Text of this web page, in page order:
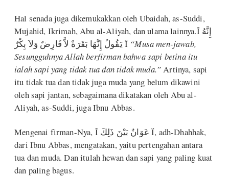
Hal senada juga dikemukakkan oleh Ubaidah, as-Suddi,
Mujahid, Ikrimah, Abu al-Aliyah, dan ulama lainnya.Î إِنَّهُ
يَقُولُ إِنَّهَا بَقَرَةٌ لاَّ فَارِضٌ وَلاَ بِكْرٌ Ï “Musa men-jawab,
Sesungguhnya Allah berfirman bahwa sapi betina itu
ialah sapi yang tidak tua dan tidak muda.”Artinya, sapi
itu tidak tua dan tidak juga muda yang belum dikawini
oleh sapi jantan, sebagaimana dikatakan oleh Abu al-
Aliyah, as-Suddi, juga Ibnu Abbas.
Mengenai firman-Nya, Î عَوَانٌ بَيْنَ ذَلِكَ Ï, adh-Dhahhak,
dari Ibnu Abbas, mengatakan, yaitu pertengahan antara
tua dan muda. Dan itulah hewan dan sapi yang paling kuat
dan paling bagus.